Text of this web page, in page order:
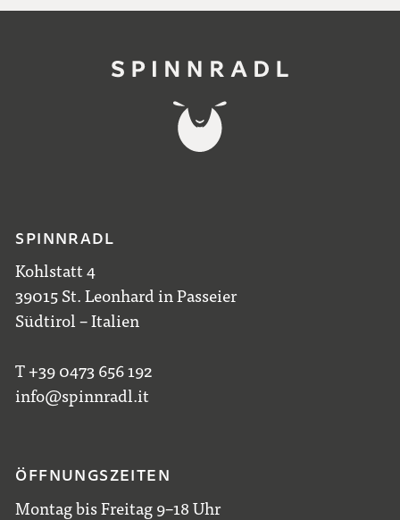
SPINNRADL
Kohlstatt 4
39015 St. Leonhard in Passeier
Südtirol – Italien
T +39 0473 656 192
info@spinnradl.it
ÖFFNUNGSZEITEN
Montag bis Freitag 9–18 Uhr